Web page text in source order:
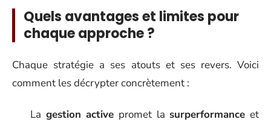
Quels avantages et limites pour
chaque approche ?
Chaque stratégie a ses atouts et ses revers. Voici
comment les décrypter concrètement :
La gestion active promet la surperformance et